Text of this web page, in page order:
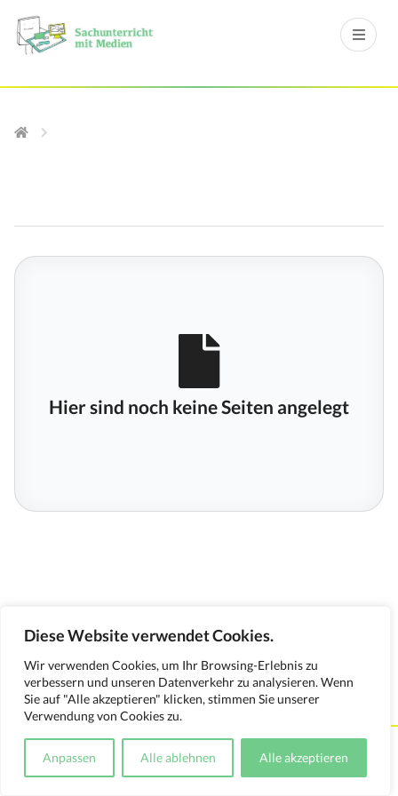
Diese Website verwendet Cookies.
Wir verwenden Cookies, um Ihr Browsing-Erlebnis zu
verbessern und unseren Datenverkehr zu analysieren. Wenn
Sie auf "Alle akzeptieren" klicken, stimmen Sie unserer
Verwendung von Cookies zu.
Anpassen Alle ablehnen Alle akzeptieren
Hier sind noch keine Seiten angelegt
Kontakt Impressum Datenschutzerklärung
Medienverwendungsnachweis